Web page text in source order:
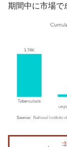
期間中に市場で
画像 © Mordor